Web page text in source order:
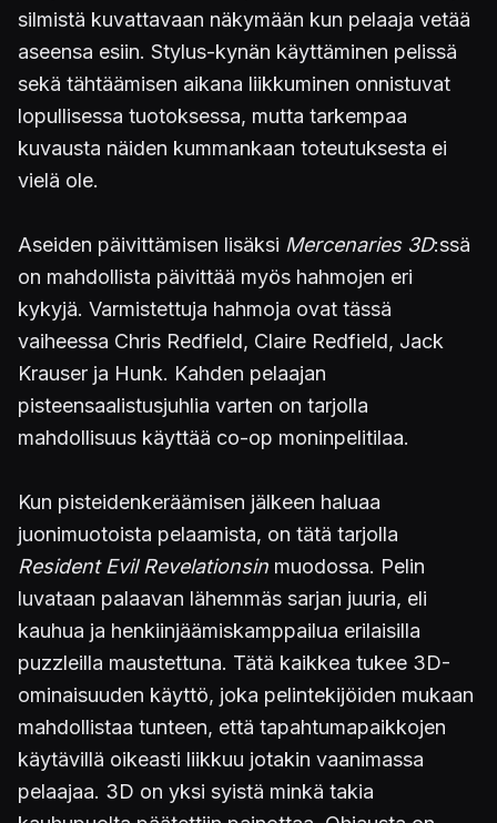
silmistä kuvattavaan näkymään kun pelaaja vetää
aseensa esiin. Stylus-kynän käyttäminen pelissä
sekä tähtäämisen aikana liikkuminen onnistuvat
lopullisessa tuotoksessa, mutta tarkempaa
kuvausta näiden kummankaan toteutuksesta ei
vielä ole.
Aseiden päivittämisen lisäksi Mercenaries 3D:ssä
on mahdollista päivittää myös hahmojen eri
kykyjä. Varmistettuja hahmoja ovat tässä
vaiheessa Chris Redfield, Claire Redfield, Jack
Krauser ja Hunk. Kahden pelaajan
pisteensaalistusjuhlia varten on tarjolla
mahdollisuus käyttää co-op moninpelitilaa.
Kun pisteidenkeräämisen jälkeen haluaa
juonimuotoista pelaamista, on tätä tarjolla
Resident Evil Revelationsin muodossa. Pelin
luvataan palaavan lähemmäs sarjan juuria, eli
kauhua ja henkiinjäämiskamppailua erilaisilla
puzzleilla maustettuna. Tätä kaikkea tukee 3D-
ominaisuuden käyttö, joka pelintekijöiden mukaan
mahdollistaa tunteen, että tapahtumapaikkojen
käytävillä oikeasti liikkuu jotakin vaanimassa
pelaajaa. 3D on yksi syistä minkä takia